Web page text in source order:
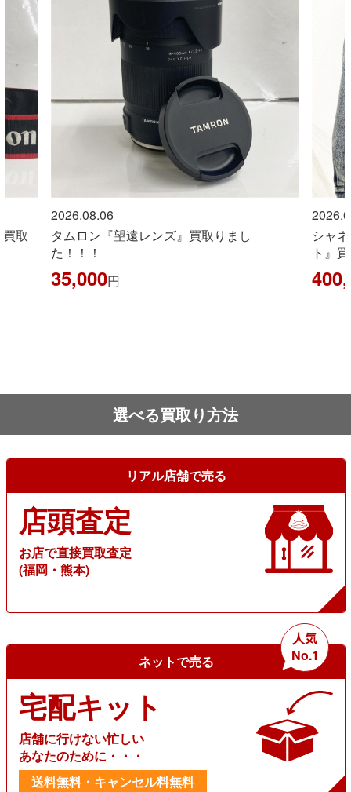
2026.08.06
シャネル『LOOK26 短丈デニムジャケッ
ト』買い取りました！！
400,000円
コー
選べる買取り方法
リアル店舗で売る
店頭査定
お店で直接買取査定
(福岡・熊本)
ネットで売る
人気
No.1
宅配キット
店舗に行けない忙しい
あなたのために・・・
送料無料・キャンセル料無料